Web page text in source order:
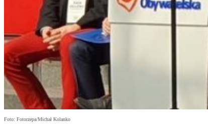
Foto: Fotorzepa/Michał Kolanko